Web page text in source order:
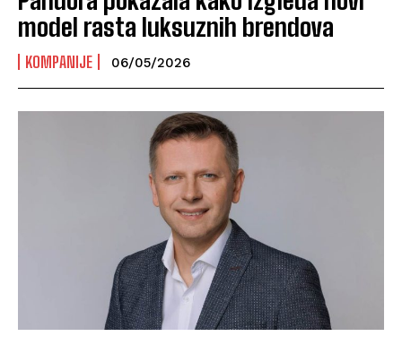
model rasta luksuznih brendova
KOMPANIJE 06/05/2026